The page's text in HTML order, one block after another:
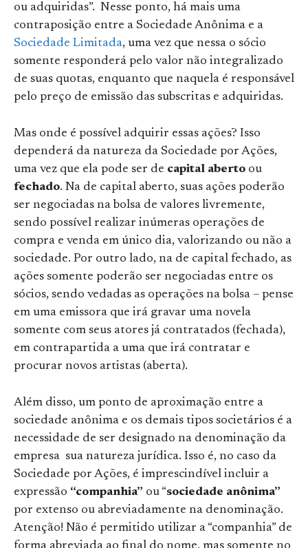
ou adquiridas”. Nesse ponto, há mais uma
contraposição entre a Sociedade Anônima e a
Sociedade Limitada, uma vez que nessa o sócio
somente responderá pelo valor não integralizado
de suas quotas, enquanto que naquela é responsável
pelo preço de emissão das subscritas e adquiridas.
Mas onde é possível adquirir essas ações? Isso
dependerá da natureza da Sociedade por Ações,
uma vez que ela pode ser de capital aberto ou
fechado. Na de capital aberto, suas ações poderão
ser negociadas na bolsa de valores livremente,
sendo possível realizar inúmeras operações de
compra e venda em único dia, valorizando ou não a
sociedade. Por outro lado, na de capital fechado, as
ações somente poderão ser negociadas entre os
sócios, sendo vedadas as operações na bolsa – pense
em uma emissora que irá gravar uma novela
somente com seus atores já contratados (fechada),
em contrapartida a uma que irá contratar e
procurar novos artistas (aberta).
Além disso, um ponto de aproximação entre a
sociedade anônima e os demais tipos societários é a
necessidade de ser designado na denominação da
empresa sua natureza jurídica. Isso é, no caso da
Sociedade por Ações, é imprescindível incluir a
expressão “companhia” ou “sociedade anônima”
por extenso ou abreviadamente na denominação.
Atenção! Não é permitido utilizar a “companhia” de